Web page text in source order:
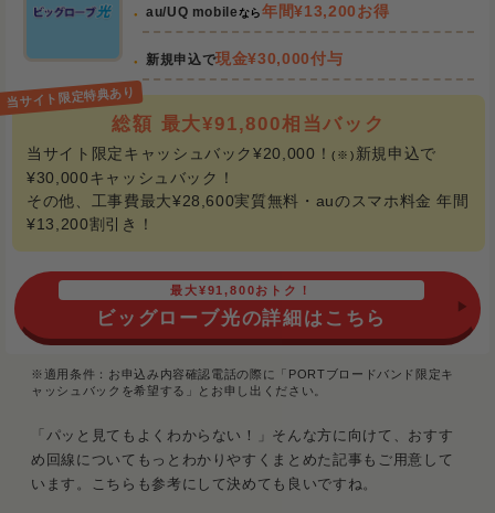
au/UQ mobileなら年間¥13,200お得
新規申込で現金¥30,000付与
総額 最大¥91,800相当バック
当サイト限定キャッシュバック¥20,000！(※) 新規申込で
¥30,000キャッシュバック！
その他、工事費最大¥28,600実質無料・auのスマホ料金 年間
¥13,200割引き！
最大¥91,800おトク！
ビッグローブ光の詳細はこちら
※適用条件：お申込み内容確認電話の際に「PORTブロードバンド限定キ
ャッシュバックを希望する」とお申し出ください。
「パッと見てもよくわからない！」そんな方に向けて、おすす
め回線についてもっとわかりやすくまとめた記事もご用意して
います。こちらも参考にして決めても良いですね。